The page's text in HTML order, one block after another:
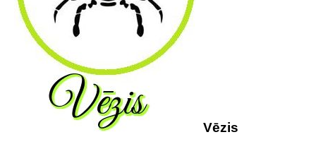
Vēzis